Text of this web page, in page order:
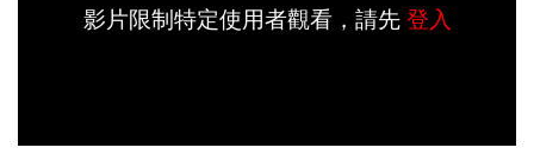
影片限制特定使用者觀看，請先登入